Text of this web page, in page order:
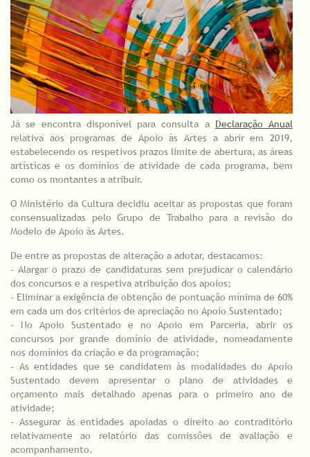
Já se encontra disponível para consulta a Declaração Anual
relativa aos programas de Apoio às Artes a abrir em 2019,
estabelecendo os respetivos prazos limite de abertura, as áreas
artísticas e os domínios de atividade de cada programa, bem
como os montantes a atribuir.
O Ministério da Cultura decidiu aceitar as propostas que foram
consensualizadas pelo Grupo de Trabalho para a revisão do
Modelo de Apoio às Artes.
De entre as propostas de alteração a adotar, destacamos:
- Alargar o prazo de candidaturas sem prejudicar o calendário
dos concursos e a respetiva atribuição dos apoios;
- Eliminar a exigência de obtenção de pontuação mínima de 60%
em cada um dos critérios de apreciação no Apoio Sustentado;
- No Apoio Sustentado e no Apoio em Parceria, abrir os
concursos por grande domínio de atividade, nomeadamente
nos domínios da criação e da programação;
- As entidades que se candidatem às modalidades do Apoio
Sustentado devem apresentar o plano de atividades e
orçamento mais detalhado apenas para o primeiro ano de
atividade;
- Assegurar às entidades apoiadas o direito ao contraditório
relativamente ao relatório das comissões de avaliação e
acompanhamento.